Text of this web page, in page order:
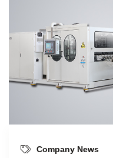
Company News